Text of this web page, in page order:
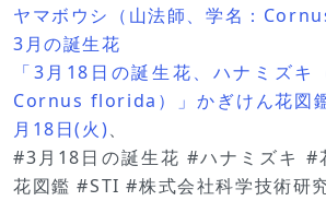
ヤマボウシ（山法師、学名：
3月の誕生花
「3月18日の誕生花、ハナミズキ
Cornus florida）」かぎけん花図
月18日(火)、
#3月18日の誕生花 #ハナミズキ #
花図鑑 #STI #株式会社科学技術研